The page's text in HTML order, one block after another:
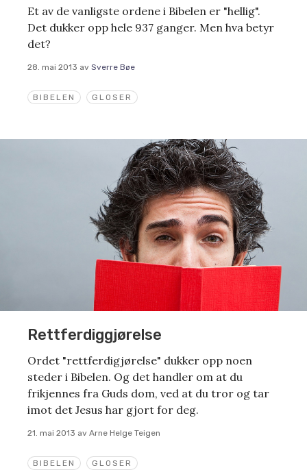
BIBELEN GLOSER
Et av de vanligste ordene i Bibelen er "hellig".
Det dukker opp hele 937 ganger. Men hva betyr
det?
28. mai 2013 av Sverre Bøe
BIBELEN GLOSER
Rettferdiggjørelse
Ordet "rettferdigjørelse" dukker opp noen
steder i Bibelen. Og det handler om at du
frikjennes fra Guds dom, ved at du tror og tar
imot det Jesus har gjort for deg.
21. mai 2013 av Arne Helge Teigen